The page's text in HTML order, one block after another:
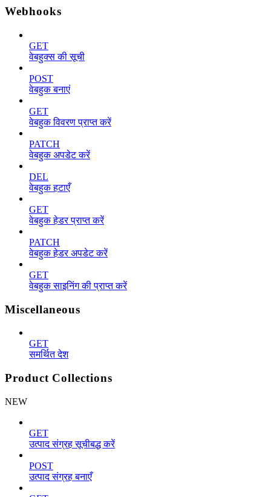
Webhooks
GET
वेबहुक्स की सूची
POST
वेबहुक बनाएं
GET
वेबहुक विवरण प्राप्त करें
PATCH
वेबहुक अपडेट करें
DEL
वेबहुक हटाएँ
GET
वेबहुक हेडर प्राप्त करें
PATCH
वेबहुक हेडर अपडेट करें
GET
वेबहुक साइनिंग की प्राप्त करें
Miscellaneous
GET
समर्थित देश
Product Collections
NEW
GET
उत्पाद संग्रह सूचीबद्ध करें
POST
उत्पाद संग्रह बनाएँ